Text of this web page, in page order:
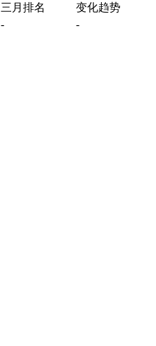
三月排名
变化趋势
- -